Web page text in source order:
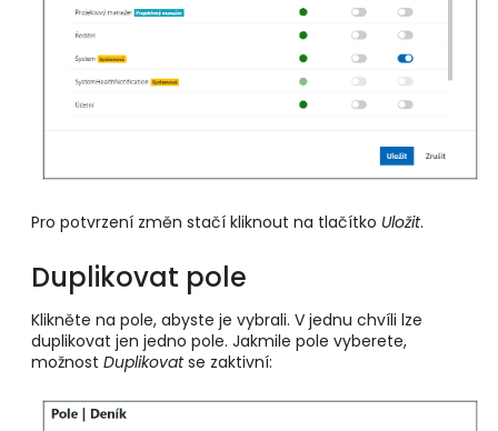
Pro potvrzení změn stačí kliknout na tlačítko Uložit.
Duplikovat pole
Klikněte na pole, abyste je vybrali. V jednu chvíli lze
duplikovat jen jedno pole. Jakmile pole vyberete,
možnost Duplikovatse zaktivní: